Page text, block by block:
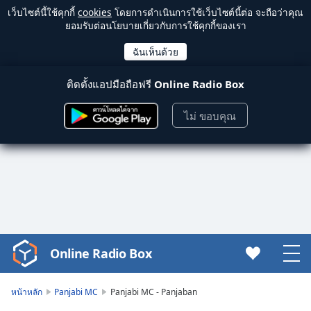
เว็บไซต์นี้ใช้คุกกี้ cookies โดยการดำเนินการใช้เว็บไซต์นี้ต่อ จะถือว่าคุณ
ยอมรับต่อนโยบายเกี่ยวกับการใช้คุกกี้ของเรา
ติดตั้งแอปมือถือฟรี Online Radio Box
ไม่ ขอบคุณ
Video
Player
Online Radio Box
หน้าหลัก Panjabi MC Panjabi MC - Panjaban